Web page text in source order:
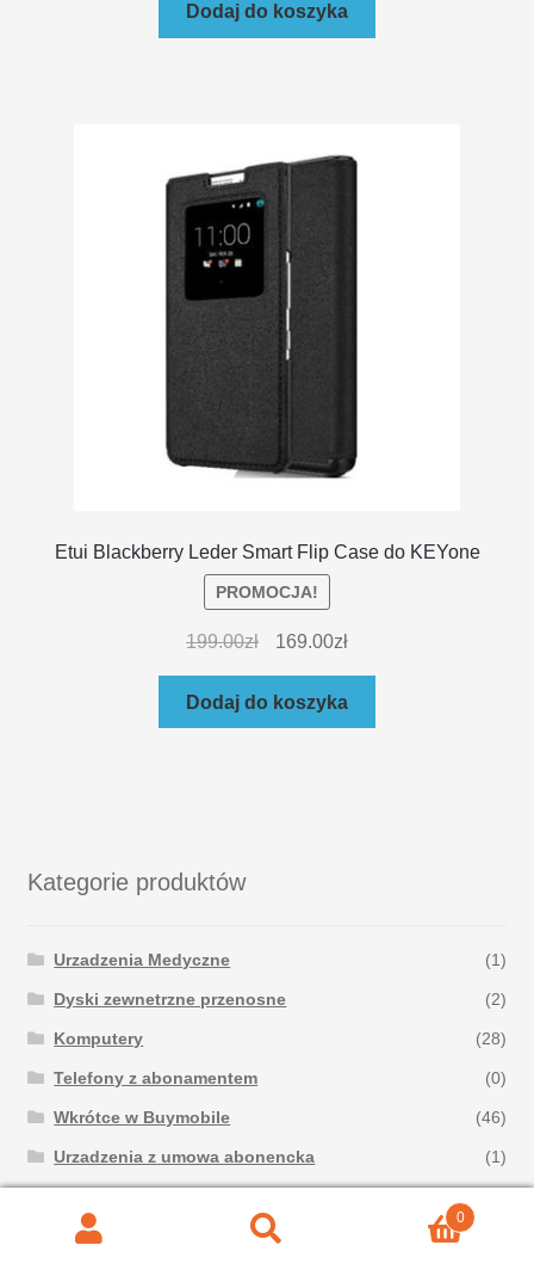
Dodaj do koszyka
Etui Blackberry Leder Smart Flip Case do KEYone
PROMOCJA!
199.00zł 169.00zł
Dodaj do koszyka
Kategorie produktów
Urzadzenia Medyczne (1)
Dyski zewnetrzne przenosne (2)
Komputery (28)
Telefony z abonamentem (0)
Wkrótce w Buymobile (46)
Urzadzenia z umowa abonencka (1)
Polecamy (229)
0